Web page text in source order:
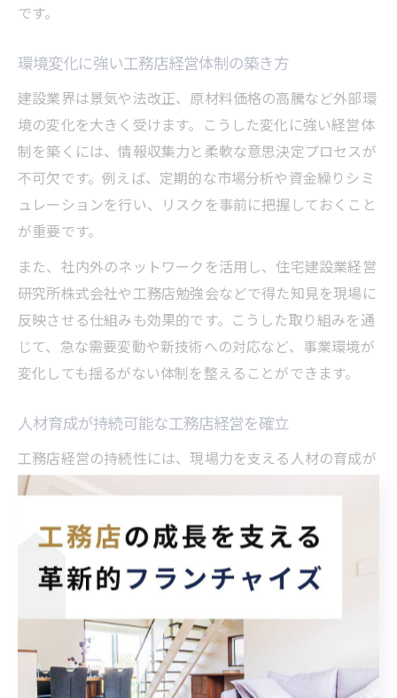
です。
環境変化に強い工務店経営体制の築き方
建設業界は景気や法改正、原材料価格の高騰など外部環
境の変化を大きく受けます。こうした変化に強い経営体
制を築くには、情報収集力と柔軟な意思決定プロセスが
不可欠です。例えば、定期的な市場分析や資金繰りシミ
ュレーションを行い、リスクを事前に把握しておくこと
が重要です。
また、社内外のネットワークを活用し、住宅建設業経営
研究所株式会社や工務店勉強会などで得た知見を現場に
反映させる仕組みも効果的です。こうした取り組みを通
じて、急な需要変動や新技術への対応など、事業環境が
変化しても揺るがない体制を整えることができます。
人材育成が持続可能な工務店経営を確立
工務店経営の持続性には、現場力を支える人材の育成が
欠かせません。職人や営業担当者が成長し続けること
にも直結します。体系的な教育プログラムやOJT、外部
研修の活用が有効です。
べる仕組みを用意し、経験者には最新技術やマネジメン
ト手法を学ぶ機会を提供することが重要です。さらに、
定期的な評価とフィードバックを通じて、個々の成長を